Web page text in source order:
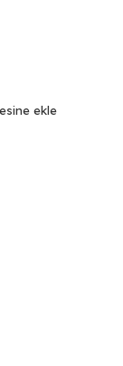
ekle